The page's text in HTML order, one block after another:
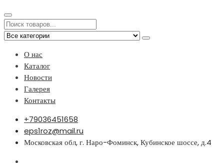
О нас
Каталог
Новости
Галерея
Контакты
+79036451658
eps1roz@mail.ru
Московская обл, г. Наро-Фоминск, Кубинское шоссе, д.4